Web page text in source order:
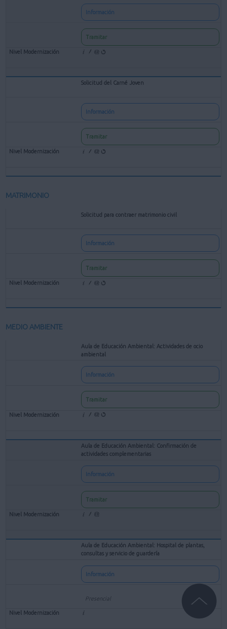
Información
Tramitar
Solicitud del Carné Joven
Información
Tramitar
MATRIMONIO
Solicitud para contraer matrimonio civil
Información
Tramitar
MEDIO AMBIENTE
Aula de Educación Ambiental: Actividades de ocio
ambiental
Información
Tramitar
Aula de Educación Ambiental: Confirmación de
actividades complementarias
Información
Tramitar
Aula de Educación Ambiental: Hospital de plantas,
consultas y servicio de guardería
Información
Presencial